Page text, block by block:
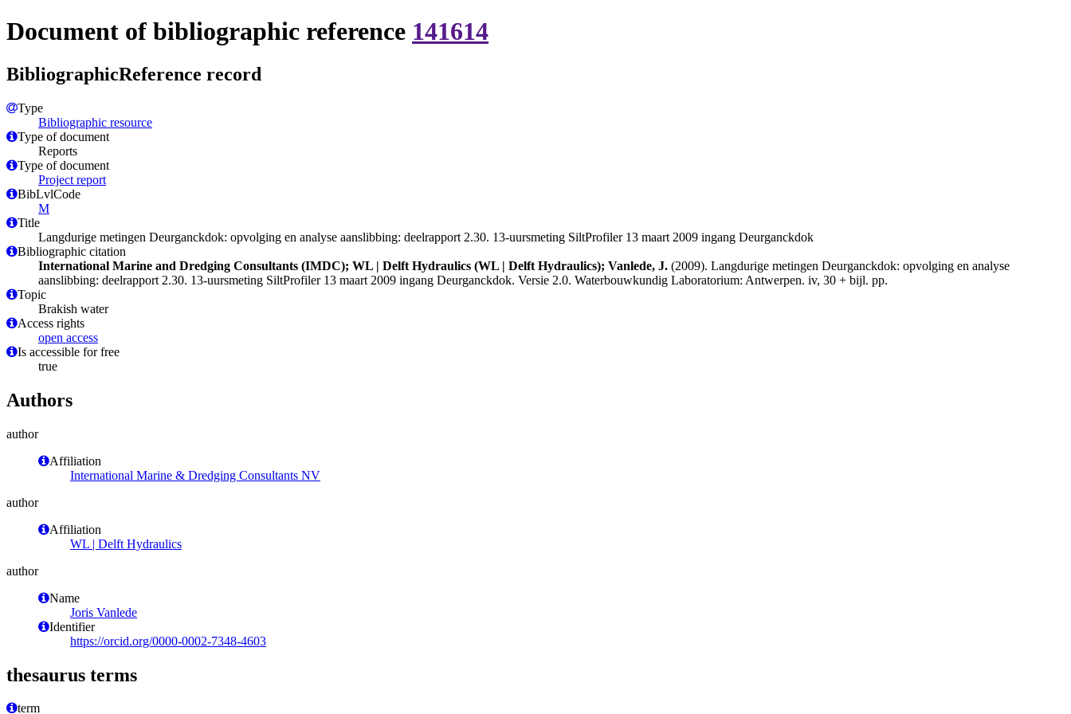
Document of bibliographic reference 141614
BibliographicReference record
Type
Bibliographic resource
Type of document
Reports
Type of document
Project report
BibLvlCode
M
Title
Langdurige metingen Deurganckdok: opvolging en analyse aanslibbing: deelrapport 2.30. 13-uursmeting SiltProfiler 13 maart 2009 ingang Deurganckdok
Bibliographic citation
International Marine and Dredging Consultants (IMDC); WL | Delft Hydraulics (WL | Delft Hydraulics); Vanlede, J. (2009). Langdurige metingen Deurganckdok: opvolging en analyse
aanslibbing: deelrapport 2.30. 13-uursmeting SiltProfiler 13 maart 2009 ingang Deurganckdok. Versie 2.0. Waterbouwkundig Laboratorium: Antwerpen. iv, 30 + bijl. pp.
Topic
Brakish water
Access rights
open access
Is accessible for free
true
Authors
author
Affiliation
International Marine & Dredging Consultants NV
author
Affiliation
WL | Delft Hydraulics
author
Name
Joris Vanlede
Identifier
https://orcid.org/0000-0002-7348-4603
thesaurus terms
term